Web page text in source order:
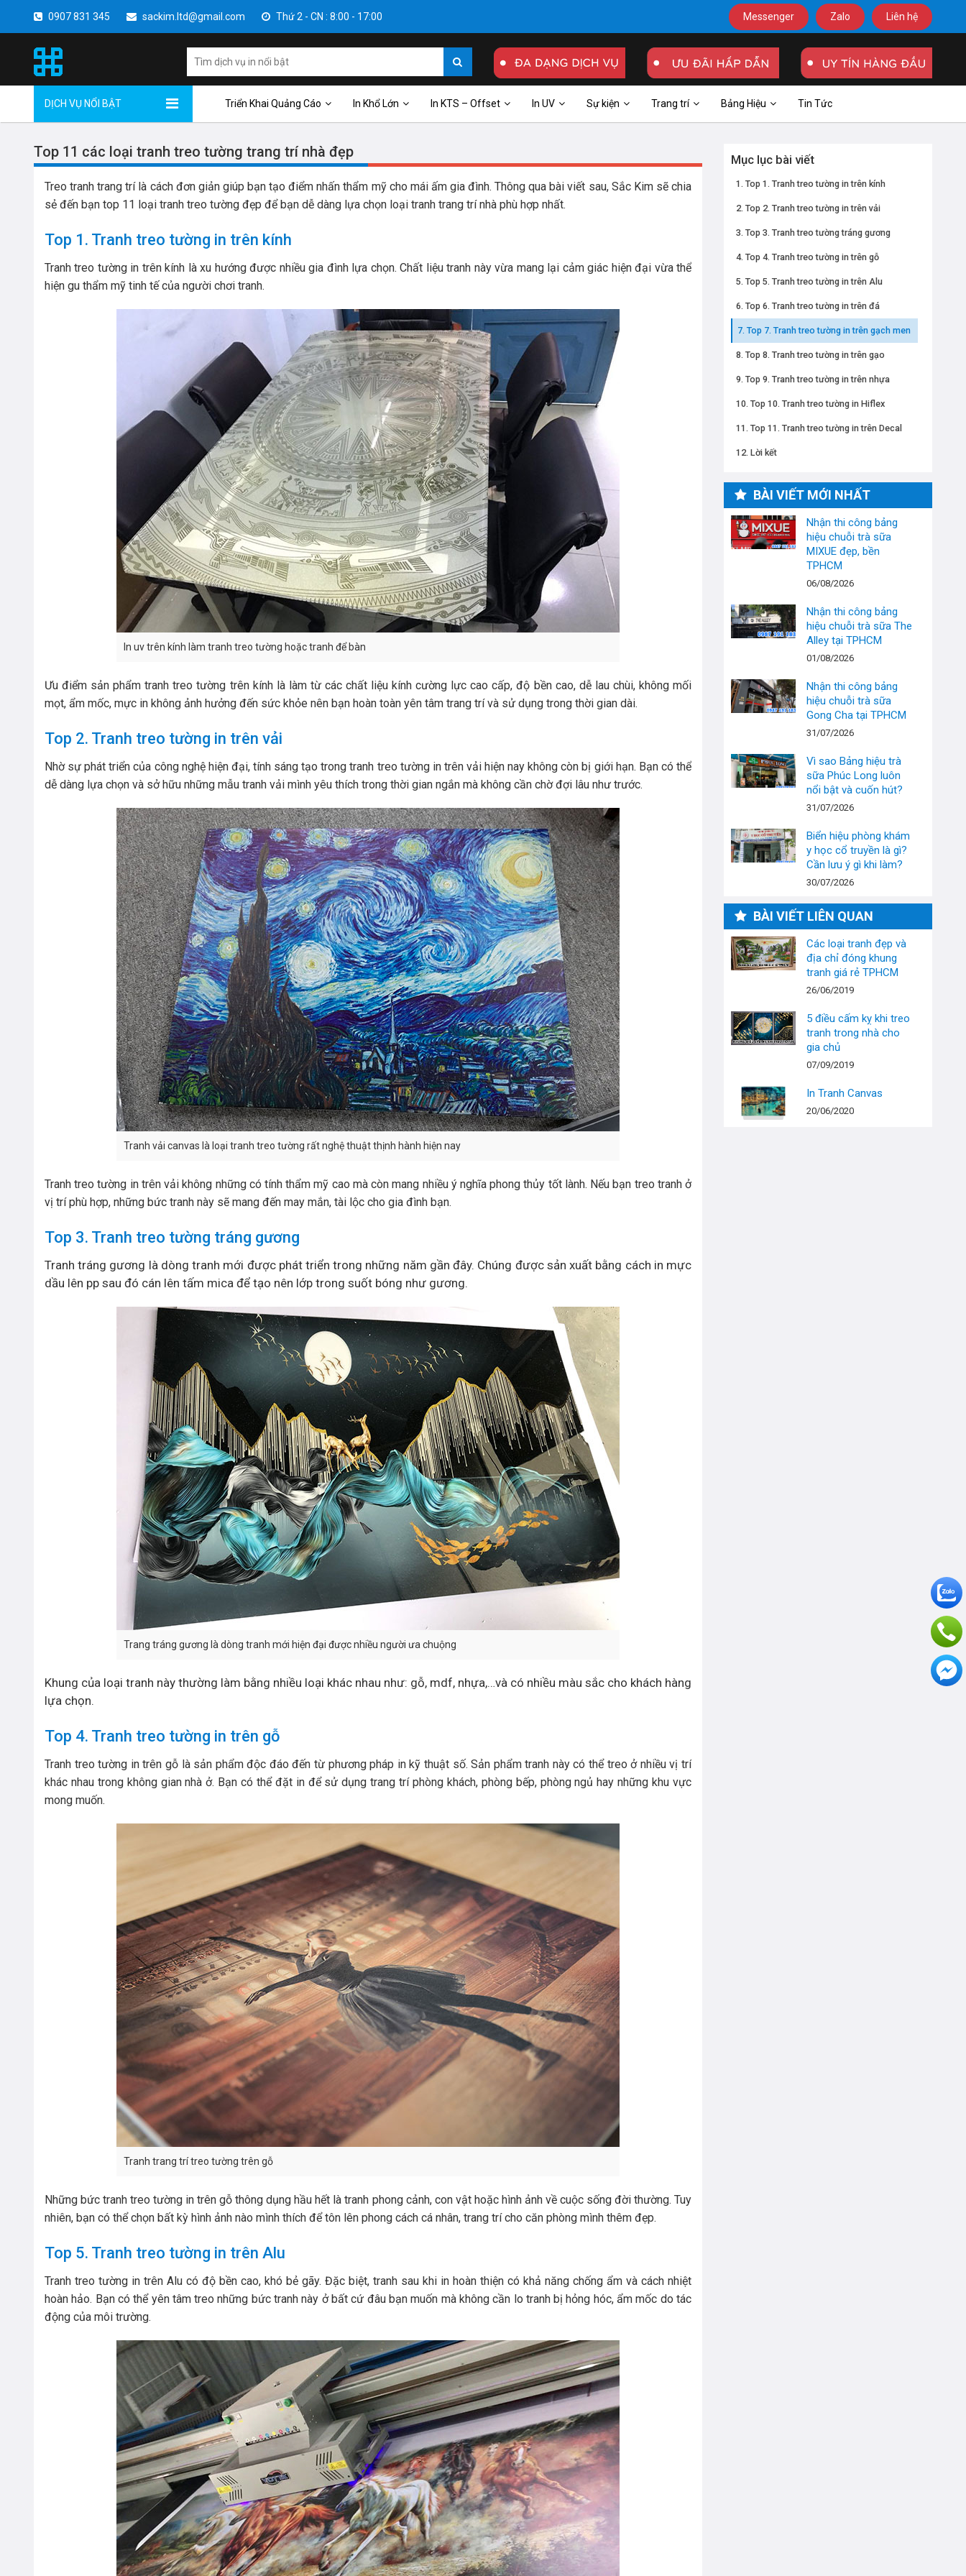
0907 831 345 sackim.ltd@gmail.com Thứ 2 - CN : 8:00 - 17:00 Messenger Zalo Liên hệ
DỊCH VỤ NỔI BẬT Triển Khai Quảng Cáo In Khổ Lớn In KTS – Offset In UV Sự kiện Trang trí Bảng Hiệu Tin Tức
Top 11 các loại tranh treo tường trang trí nhà đẹp
Treo tranh trang trí là cách đơn giản giúp bạn tạo điểm nhấn thẩm mỹ cho mái ấm gia đình. Thông qua bài viết sau, Sắc Kim sẽ chia
sẻ đến bạn top 11 loại tranh treo tường đẹp để bạn dễ dàng lựa chọn loại tranh trang trí nhà phù hợp nhất.
Top 1. Tranh treo tường in trên kính
Tranh treo tường in trên kính là xu hướng được nhiều gia đình lựa chọn. Chất liệu tranh này vừa mang lại cảm giác hiện đại vừa thể
hiện gu thẩm mỹ tinh tế của người chơi tranh.
In uv trên kính làm tranh treo tường hoặc tranh để bàn
Ưu điểm sản phẩm tranh treo tường trên kính là làm từ các chất liệu kính cường lực cao cấp, độ bền cao, dễ lau chùi, không mối
mọt, ẩm mốc, mực in không ảnh hưởng đến sức khỏe nên bạn hoàn toàn yên tâm trang trí và sử dụng trong thời gian dài.
Top 2. Tranh treo tường in trên vải
Nhờ sự phát triển của công nghệ hiện đại, tính sáng tạo trong tranh treo tường in trên vải hiện nay không còn bị giới hạn. Bạn có thể
dễ dàng lựa chọn và sở hữu những mẫu tranh vải mình yêu thích trong thời gian ngắn mà không cần chờ đợi lâu như trước.
Tranh vải canvas là loại tranh treo tường rất nghệ thuật thịnh hành hiện nay
Tranh treo tường in trên vải không những có tính thẩm mỹ cao mà còn mang nhiều ý nghĩa phong thủy tốt lành. Nếu bạn treo tranh ở
vị trí phù hợp, những bức tranh này sẽ mang đến may mắn, tài lộc cho gia đình bạn.
Top 3. Tranh treo tường tráng gương
Tranh tráng gương là dòng tranh mới được phát triển trong những năm gần đây. Chúng được sản xuất bằng cách in mực
dầu lên pp sau đó cán lên tấm mica để tạo nên lớp trong suốt bóng như gương.
Trang tráng gương là dòng tranh mới hiện đại được nhiều người ưa chuộng
Khung của loại tranh này thường làm bằng nhiều loại khác nhau như: gỗ, mdf, nhựa,…và có nhiều màu sắc cho khách hàng
lựa chọn.
Top 4. Tranh treo tường in trên gỗ
Tranh treo tường in trên gỗ là sản phẩm độc đáo đến từ phương pháp in kỹ thuật số. Sản phẩm tranh này có thể treo ở nhiều vị trí
khác nhau trong không gian nhà ở. Bạn có thể đặt in để sử dụng trang trí phòng khách, phòng bếp, phòng ngủ hay những khu vực
mong muốn.
Tranh trang trí treo tường trên gỗ
Những bức tranh treo tường in trên gỗ thông dụng hầu hết là tranh phong cảnh, con vật hoặc hình ảnh về cuộc sống đời thường. Tuy
nhiên, bạn có thể chọn bất kỳ hình ảnh nào mình thích để tôn lên phong cách cá nhân, trang trí cho căn phòng mình thêm đẹp.
Top 5. Tranh treo tường in trên Alu
Tranh treo tường in trên Alu có độ bền cao, khó bẻ gãy. Đặc biệt, tranh sau khi in hoàn thiện có khả năng chống ẩm và cách nhiệt
hoàn hảo. Bạn có thể yên tâm treo những bức tranh này ở bất cứ đâu bạn muốn mà không cần lo tranh bị hỏng hóc, ẩm mốc do tác
động của môi trường.
Mục lục bài viết
Top 1. Tranh treo tường in trên kính
Top 2. Tranh treo tường in trên vải
Top 3. Tranh treo tường tráng gương
Top 4. Tranh treo tường in trên gỗ
Top 5. Tranh treo tường in trên Alu
Top 6. Tranh treo tường in trên đá
Top 7. Tranh treo tường in trên gạch men
Top 8. Tranh treo tường in trên gạo
Top 9. Tranh treo tường in trên nhựa
Top 10. Tranh treo tường in Hiflex
Top 11. Tranh treo tường in trên Decal
Lời kết
BÀI VIẾT MỚI NHẤT
Nhận thi công bảng
hiệu chuỗi trà sữa
MIXUE đẹp, bền
TPHCM
06/08/2026
Nhận thi công bảng
hiệu chuỗi trà sữa The
Alley tại TPHCM
01/08/2026
Nhận thi công bảng
hiệu chuỗi trà sữa
Gong Cha tại TPHCM
31/07/2026
Vì sao Bảng hiệu trà
sữa Phúc Long luôn
nổi bật và cuốn hút?
31/07/2026
Biển hiệu phòng khám
y học cổ truyền là gì?
Cần lưu ý gì khi làm?
30/07/2026
BÀI VIẾT LIÊN QUAN
Các loại tranh đẹp và
địa chỉ đóng khung
tranh giá rẻ TPHCM
26/06/2019
5 điều cấm kỵ khi treo
tranh trong nhà cho
gia chủ
07/09/2019
In Tranh Canvas
20/06/2020